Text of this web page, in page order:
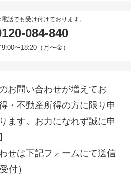
話でも受け付けております。
084-840
〜18:20（月〜金）
お問い合わせが増えてお
・不動産所得の方に限り申
ます。お力になれず誠に申
せは下記フォームにて送信
付）